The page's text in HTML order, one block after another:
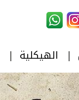
الهيكلية